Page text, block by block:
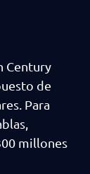
Century
de
Para
millones